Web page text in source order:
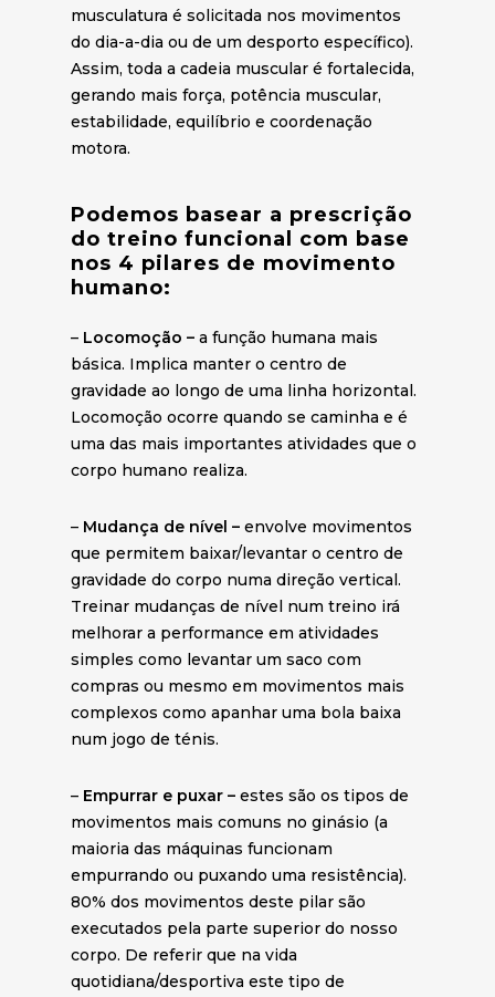
musculatura é solicitada nos movimentos
do dia-a-dia ou de um desporto específico).
Assim, toda a cadeia muscular é fortalecida,
gerando mais força, potência muscular,
estabilidade, equilíbrio e coordenação
motora.
Podemos basear a prescrição
do treino funcional com base
nos 4 pilares de movimento
humano:
– Locomoção – a função humana mais
básica. Implica manter o centro de
gravidade ao longo de uma linha horizontal.
Locomoção ocorre quando se caminha e é
uma das mais importantes atividades que o
corpo humano realiza.
– Mudança de nível – envolve movimentos
que permitem baixar/levantar o centro de
gravidade do corpo numa direção vertical.
Treinar mudanças de nível num treino irá
melhorar a performance em atividades
simples como levantar um saco com
compras ou mesmo em movimentos mais
complexos como apanhar uma bola baixa
num jogo de ténis.
– Empurrar e puxar – estes são os tipos de
movimentos mais comuns no ginásio (a
maioria das máquinas funcionam
empurrando ou puxando uma resistência).
80% dos movimentos deste pilar são
executados pela parte superior do nosso
corpo. De referir que na vida
quotidiana/desportiva este tipo de